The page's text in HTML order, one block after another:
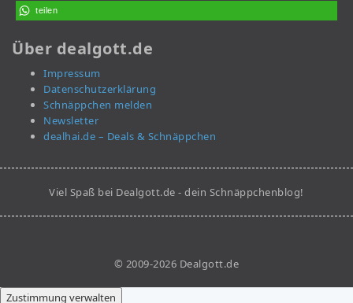
teilen
Über dealgott.de
Impressum
Datenschutzerklärung
Schnäppchen melden
Newsletter
dealhai.de – Deals & Schnäppchen
Viel Spaß bei Dealgott.de - dein Schnäppchenblog!
© 2009-2026 Dealgott.de
Zustimmung verwalten